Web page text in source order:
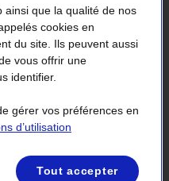
ainsi que la qualité de nos
cookies en
du site. Ils peuvent aussi
vous offrir une
identifier.
gérer vos préférences en
d’utilisation
Tout accepter